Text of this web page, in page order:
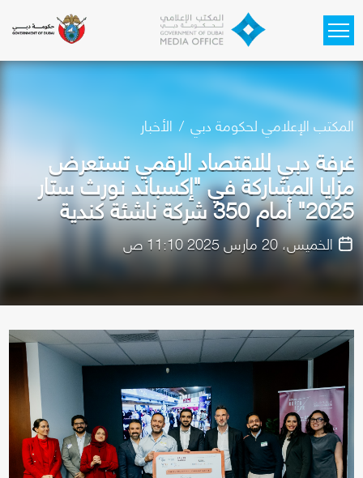
المكتب الإعلامي لحكومة دبي الأخبار
غرفة دبي للاقتصاد الرقمي تستعرض
مزايا المشاركة في "إكسباند نورث ستار
2025" أمام 350 شركة ناشئة كندية
الخميس، 20 مارس 2025 11:10 ص